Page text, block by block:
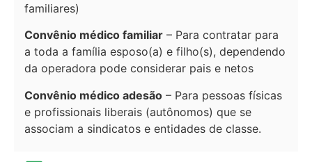
familiares)
Convênio médico familiar – Para contratar para
a toda a família esposo(a) e filho(s), dependendo
da operadora pode considerar pais e netos
Convênio médico adesão – Para pessoas físicas
e profissionais liberais (autônomos) que se
associam a sindicatos e entidades de classe.